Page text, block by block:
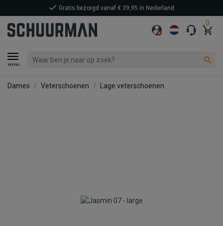
0
MENU
Gratis bezorgd vanaf € 39,95 in Nederland
Dames Veterschoenen Lage veterschoenen